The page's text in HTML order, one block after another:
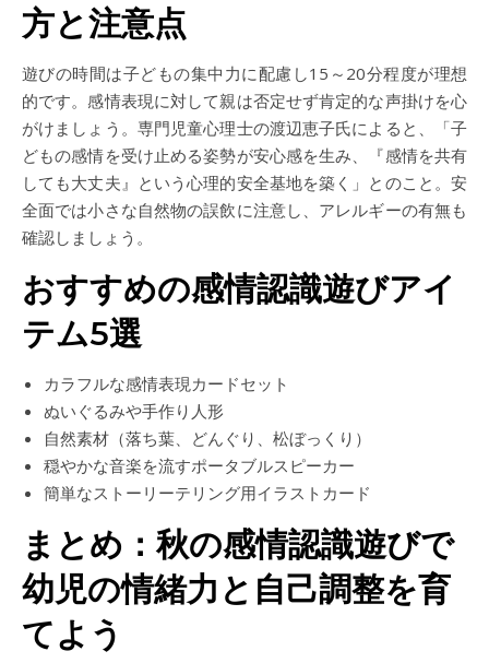
方と注意点
遊びの時間は子どもの集中力に配慮し15～20分程度が理想
的です。感情表現に対して親は否定せず肯定的な声掛けを心
がけましょう。専門児童心理士の渡辺恵子氏によると、「子
どもの感情を受け止める姿勢が安心感を生み、『感情を共有
しても大丈夫』という心理的安全基地を築く」とのこと。安
全面では小さな自然物の誤飲に注意し、アレルギーの有無も
確認しましょう。
おすすめの感情認識遊びアイ
テム5選
カラフルな感情表現カードセット
ぬいぐるみや手作り人形
自然素材（落ち葉、どんぐり、松ぼっくり）
穏やかな音楽を流すポータブルスピーカー
簡単なストーリーテリング用イラストカード
まとめ：秋の感情認識遊びで
幼児の情緒力と自己調整を育
てよう